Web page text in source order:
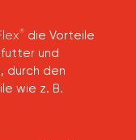
® die Vorteile
und
durch den
wie z. B.